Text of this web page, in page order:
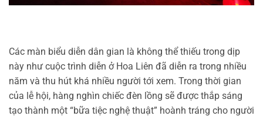
Các màn biểu diễn dân gian là không thể thiếu trong dịp
này như cuộc trình diễn ở Hoa Liên đã diễn ra trong nhiều
năm và thu hút khá nhiều người tới xem. Trong thời gian
của lễ hội, hàng nghìn chiếc đèn lồng sẽ được thắp sáng
tạo thành một “bữa tiệc nghệ thuật” hoành tráng cho người